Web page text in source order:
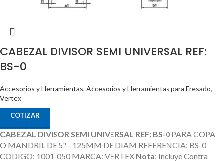
CABEZAL DIVISOR SEMI UNIVERSAL REF:
BS-0
Accesorios y Herramientas, Accesorios y Herramientas para Fresado,
Vertex
COTIZAR
CABEZAL DIVISOR SEMI UNIVERSAL REF: BS-0 PARA COPA
O MANDRIL DE 5" - 125MM DE DIAM REFERENCIA: BS-0
CODIGO: 1001-050 MARCA: VERTEX Nota: Incluye Contra